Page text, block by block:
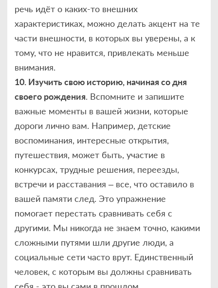
речь идёт о каких-то внешних
характеристиках, можно делать акцент на те
части внешности, в которых вы уверены, а к
тому, что не нравится, привлекать меньше
внимания.
10. Изучить свою историю, начиная со дня
своего рождения. Вспомните и запишите
важные моменты в вашей жизни, которые
дороги лично вам. Например, детские
воспоминания, интересные открытия,
путешествия, может быть, участие в
конкурсах, трудные решения, переезды,
встречи и расставания – все, что оставило в
вашей памяти след. Это упражнение
помогает перестать сравнивать себя с
другими. Мы никогда не знаем точно, какими
сложными путями шли другие люди, а
социальные сети часто врут. Единственный
человек, с которым вы должны сравнивать